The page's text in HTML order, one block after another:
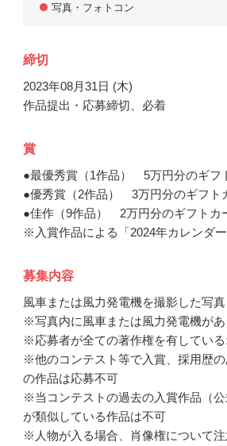
写真・フォトコン
締切
2023年08月31日 (木)
作品提出・応募締切、必着
賞
●最優秀賞（1作品） 5万円分のギフ
●優秀賞（2作品） 3万円分のギフト
●佳作（9作品） 2万円分のギフトカ
※入賞作品による「2024年カレンダ
募集内容
風車または風力発電機を撮影した写真
※写真内に風車または風力発電機が
※応募者が全ての著作権を有してい
※他のコンテスト等で入賞、採用歴
の作品は応募不可
※当コンテストの過去の入賞作品（
が類似している作品は不可
※人物が入る場合、肖像権について注